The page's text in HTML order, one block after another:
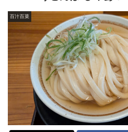
百汁百菜